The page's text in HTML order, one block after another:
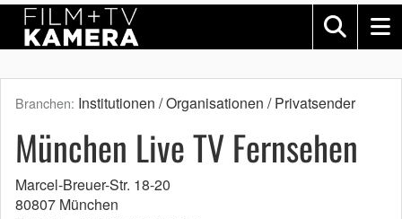
Branchen: Institutionen / Organisationen / Privatsender
München Live TV Fernsehen
Marcel-Breuer-Str. 18-20
80807 München